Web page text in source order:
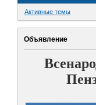
Активные темы
Объявление